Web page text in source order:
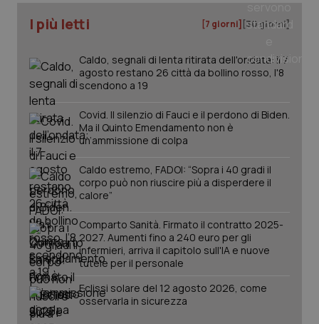
I più letti [7 giorni] [30 giorni]
Caldo, segnali di lenta ritirata dell'ondata: il 7
agosto restano 26 città da bollino rosso, l'8
scendono a 19
Covid. Il silenzio di Fauci e il perdono di Biden.
Ma il Quinto Emendamento non è
un’ammissione di colpa
Caldo estremo, FADOI: “Sopra i 40 gradi il
corpo può non riuscire più a disperdere il
calore”
Comparto Sanità. Firmato il contratto 2025-
2027. Aumenti fino a 240 euro per gli
infermieri, arriva il capitolo sull'IA e nuove
tutele per il personale
Eclissi solare del 12 agosto 2026, come
osservarla in sicurezza
PHPSESSID
PHP.net
www.quotidianosanita.it